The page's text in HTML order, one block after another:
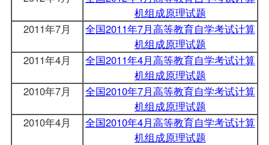
机组成原理试题
2011年7月
全国2011年7月高等教育自学考试计算
机组成原理试题
2011年4月
全国2011年4月高等教育自学考试计算
机组成原理试题
2010年7月
全国2010年7月高等教育自学考试计算
机组成原理试题
2010年4月
全国2010年4月高等教育自学考试计算
机组成原理试题